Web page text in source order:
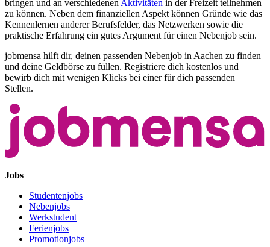
bringen und an verschiedenenAktivitäten in der Freizeit teilnehmen
zu können. Neben dem finanziellen Aspekt können Gründe wie das
Kennenlernen anderer Berufsfelder, das Netzwerken sowie die
praktische Erfahrung ein gutes Argument für einen Nebenjob sein.
jobmensa hilft dir, deinen passenden Nebenjob in Aachen zu finden
und deine Geldbörse zu füllen. Registriere dich kostenlos und
bewirb dich mit wenigen Klicks bei einer für dich passenden
Stellen.
Jobs
Studentenjobs
Nebenjobs
Werkstudent
Ferienjobs
Promotionjobs